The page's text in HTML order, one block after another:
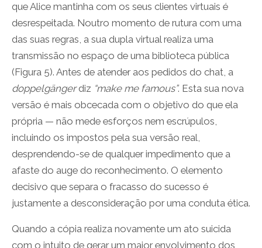
que Alice mantinha com os seus clientes virtuais é
desrespeitada. Noutro momento de rutura com uma
das suas regras, a sua dupla virtual realiza uma
transmissão no espaço de uma biblioteca pública
(Figura 5). Antes de atender aos pedidos do chat, a
doppelgängerdiz “make me famous”. Esta sua nova
versão é mais obcecada com o objetivo do que ela
própria — não mede esforços nem escrúpulos,
incluindo os impostos pela sua versão real,
desprendendo-se de qualquer impedimento que a
afaste do auge do reconhecimento. O elemento
decisivo que separa o fracasso do sucesso é
justamente a desconsideração por uma conduta ética.
Quando a cópia realiza novamente um ato suicida
com o intuito de gerar um maior envolvimento dos